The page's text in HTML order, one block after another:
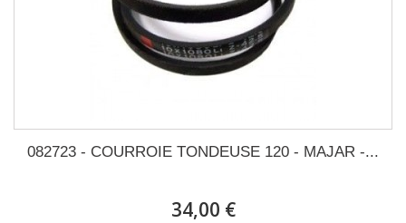
082723 - COURROIE TONDEUSE 120 - MAJAR -...
34,00 €